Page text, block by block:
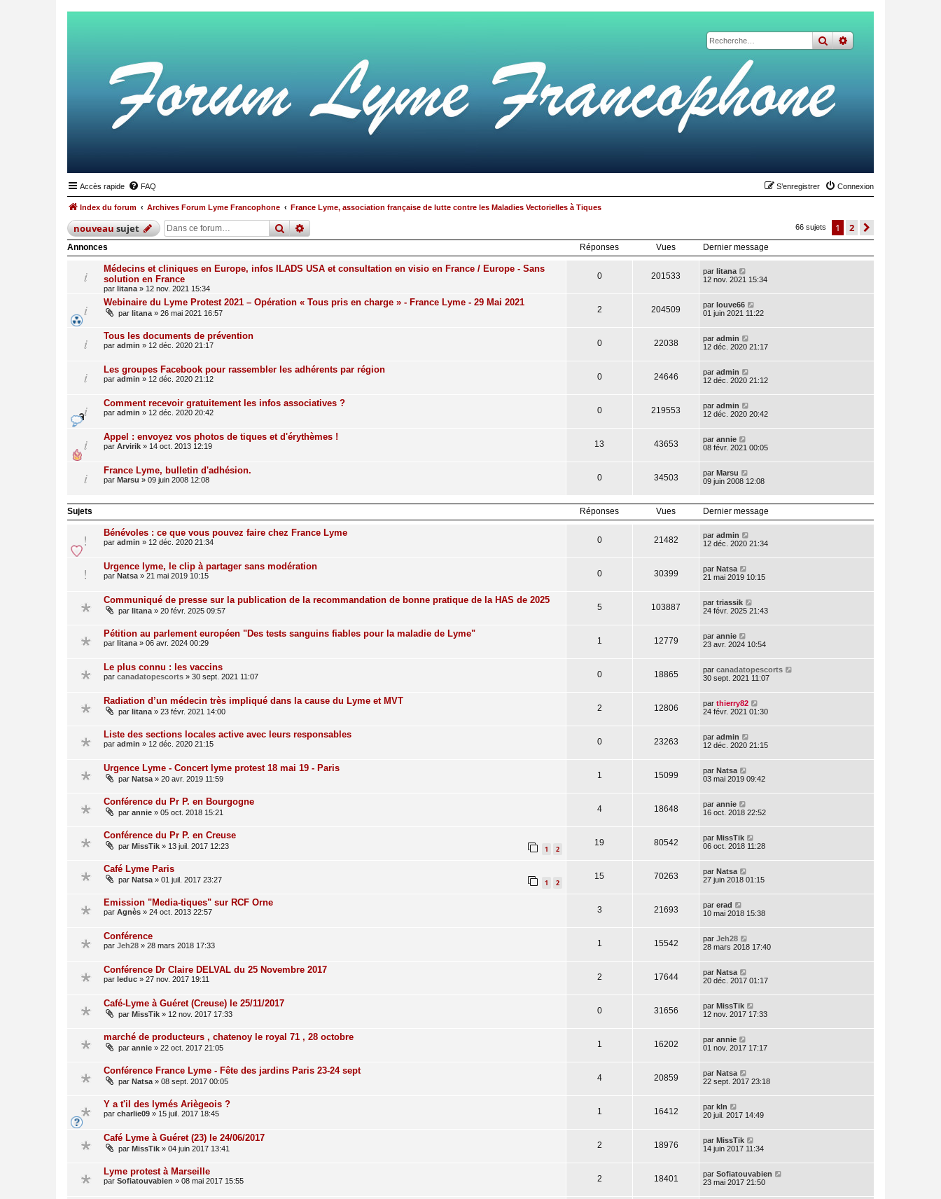
rechercher
recherche
Accès rapide FAQ Connexion
S’enregistrer
Index du forum Archives Forum Lyme Francophone France Lyme, association française de lutte contre les Maladies Vectorielles à Tiques
nouveausujet rechercher
recherche 66 sujets 1 2
Annonces Réponses Vues Dernier message
Médecins et cliniques en Europe, infos ILADS USA et consultation en visio en France / Europe - Sans
solution en France
par litana » 12 nov. 2021 15:34
0 201533 par litana
12 nov. 2021 15:34
Webinaire du Lyme Protest 2021 – Opération « Tous pris en charge » - France Lyme - 29 Mai 2021
par litana » 26 mai 2021 16:57 2 204509 par louve66
01 juin 2021 11:22
Tous les documents de prévention
par admin » 12 déc. 2020 21:17 0 22038 par admin
12 déc. 2020 21:17
Les groupes Facebook pour rassembler les adhérents par région
par admin » 12 déc. 2020 21:12 0 24646 par admin
12 déc. 2020 21:12
Comment recevoir gratuitement les infos associatives ?
par admin » 12 déc. 2020 20:42 0 219553 par admin
12 déc. 2020 20:42
Appel : envoyez vos photos de tiques et d'érythèmes !
par Arvirik » 14 oct. 2013 12:19 13 43653 par annie
08 févr. 2021 00:05
France Lyme, bulletin d'adhésion.
par Marsu » 09 juin 2008 12:08 0 34503 par Marsu
09 juin 2008 12:08
Sujets Réponses Vues Dernier message
Bénévoles : ce que vous pouvez faire chez France Lyme
par admin » 12 déc. 2020 21:34 0 21482 par admin
12 déc. 2020 21:34
Urgence lyme, le clip à partager sans modération
par Natsa » 21 mai 2019 10:15 0 30399 par Natsa
21 mai 2019 10:15
Communiqué de presse sur la publication de la recommandation de bonne pratique de la HAS de 2025
par litana » 20 févr. 2025 09:57 5 103887 par triassik
24 févr. 2025 21:43
Pétition au parlement européen "Des tests sanguins fiables pour la maladie de Lyme"
par litana » 06 avr. 2024 00:29 1 12779 par annie
23 avr. 2024 10:54
Le plus connu : les vaccins
par canadatopescorts » 30 sept. 2021 11:07 0 18865 par canadatopescorts
30 sept. 2021 11:07
Radiation d’un médecin très impliqué dans la cause du Lyme et MVT
par litana » 23 févr. 2021 14:00 2 12806 par thierry82
24 févr. 2021 01:30
Liste des sections locales active avec leurs responsables
par admin » 12 déc. 2020 21:15 0 23263 par admin
12 déc. 2020 21:15
Urgence Lyme - Concert lyme protest 18 mai 19 - Paris
par Natsa » 20 avr. 2019 11:59 1 15099 par Natsa
03 mai 2019 09:42
Conférence du Pr P. en Bourgogne
par annie » 05 oct. 2018 15:21 4 18648 par annie
16 oct. 2018 22:52
Conférence du Pr P. en Creuse
par MissTik » 13 juil. 2017 12:23 1 2
19 80542 par MissTik
06 oct. 2018 11:28
Café Lyme Paris
par Natsa » 01 juil. 2017 23:27 1 2
15 70263 par Natsa
27 juin 2018 01:15
Emission "Media-tiques" sur RCF Orne
par Agnès » 24 oct. 2013 22:57 3 21693 par erad
10 mai 2018 15:38
Conférence
par Jeh28 » 28 mars 2018 17:33 1 15542 par Jeh28
28 mars 2018 17:40
Conférence Dr Claire DELVAL du 25 Novembre 2017
par leduc » 27 nov. 2017 19:11 2 17644 par Natsa
20 déc. 2017 01:17
Café-Lyme à Guéret (Creuse) le 25/11/2017
par MissTik » 12 nov. 2017 17:33 0 31656 par MissTik
12 nov. 2017 17:33
marché de producteurs , chatenoy le royal 71 , 28 octobre
par annie » 22 oct. 2017 21:05 1 16202 par annie
01 nov. 2017 17:17
Conférence France Lyme - Fête des jardins Paris 23-24 sept
par Natsa » 08 sept. 2017 00:05 4 20859 par Natsa
22 sept. 2017 23:18
Y a t'il des lymés Ariègeois ?
par charlie09 » 15 juil. 2017 18:45 1 16412 par kln
20 juil. 2017 14:49
Café Lyme à Guéret (23) le 24/06/2017
par MissTik » 04 juin 2017 13:41 2 18976 par MissTik
14 juin 2017 11:34
Lyme protest à Marseille
par Sofiatouvabien » 08 mai 2017 15:55 2 18401 par Sofiatouvabien
23 mai 2017 21:50